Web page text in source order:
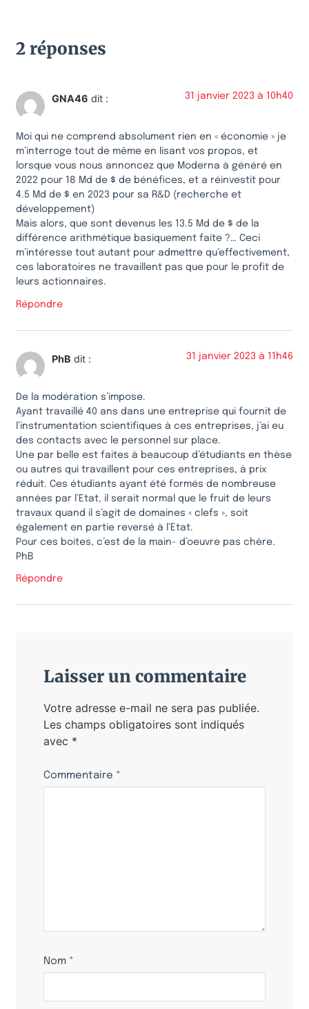
2 réponses
GNA46 dit : 31 janvier 2023 à 10h40
Moi qui ne comprend absolument rien en « économie » je
m’interroge tout de même en lisant vos propos, et
lorsque vous nous annoncez que Moderna à généré en
2022 pour 18 Md de $ de bénéfices, et a réinvestit pour
4.5 Md de $ en 2023 pour sa R&D (recherche et
développement)
Mais alors, que sont devenus les 13.5 Md de $ de la
différence arithmétique basiquement faite ?… Ceci
m’intéresse tout autant pour admettre qu’effectivement,
ces laboratoires ne travaillent pas que pour le profit de
leurs actionnaires.
Répondre
PhB dit : 31 janvier 2023 à 11h46
De la modération s’impose.
Ayant travaillé 40 ans dans une entreprise qui fournit de
l’instrumentation scientifiques à ces entreprises, j’ai eu
des contacts avec le personnel sur place.
Une par belle est faites à beaucoup d’étudiants en thèse
ou autres qui travaillent pour ces entreprises, à prix
réduit. Ces étudiants ayant été formés de nombreuse
années par l’Etat, il serait normal que le fruit de leurs
travaux quand il s’agit de domaines « clefs », soit
également en partie reversé à l’Etat.
Pour ces boites, c’est de la main- d’oeuvre pas chère.
PhB
Répondre
Laisser un commentaire
Votre adresse e-mail ne sera pas publiée.
Les champs obligatoires sont indiqués
avec *
Commentaire *
Nom *